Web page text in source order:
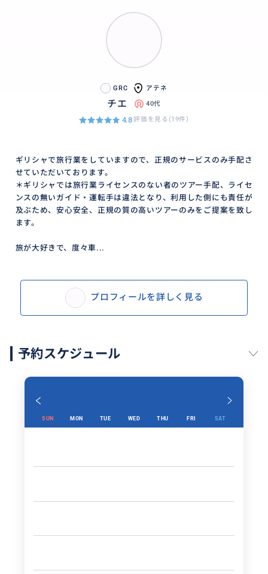
GRC アテネ
チエ 40代
4.8評価を見る(19件)
ギリシャで旅行業をしていますので、正規のサービスのみ手配さ
せていただいております。
＊ギリシャでは旅行業ライセンスのない者のツアー手配、ライセ
ンスの無いガイド・運転手は違法となり、利用した側にも責任が
及ぶため、安心安全、正規の質の高いツアーのみをご提案を致し
ます。
旅が大好きで、度々車...
プロフィールを詳しく見る
予約スケジュール
SUN MON TUE WED THU FRI SAT